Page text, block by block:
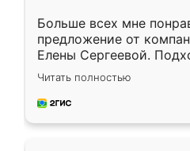
Больше всех мне
предложение от
Елены Сергеевой.
короткие сроки
для замера сотрудник
предложил по моему
Читать полностью